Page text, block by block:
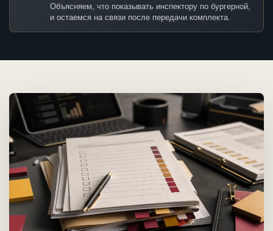
Объясняем, что показывать инспектору по бургерной,
и остаемся на связи после передачи комплекта.